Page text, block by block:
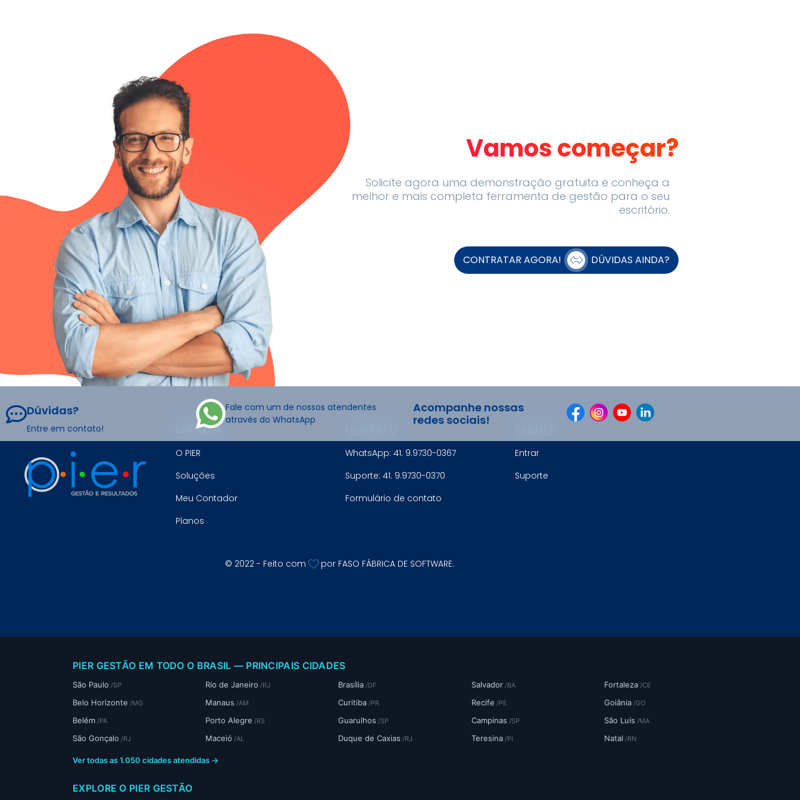
Vamos começar?
Solicite agora uma demonstração gratuita e conheça a
melhor e mais completa ferramenta de gestão para o seu
escritório.
CONTRATAR AGORA! DÚVIDAS AINDA?
Dúvidas?
Entre em contato!
Fale com um de nossos atendentes
através do WhatsApp
Acompanhe nossas
redes sociais!
EMPRESA
O PIER
Soluções
Meu Contador
Planos
WhatsApp: 41. 9.9730-0367
Suporte: 41. 9.9730-0370
Formulário de contato
Entrar
Suporte
© 2022 - Feito com por FASO FÁBRICA DE SOFTWARE.
PIER GESTÃO EM TODO O BRASIL — PRINCIPAIS CIDADES
São Paulo /SP Rio de Janeiro /RJ Brasília /DF Salvador /BA Fortaleza /CE
Belo Horizonte /MG Manaus /AM Curitiba /PR Recife /PE Goiânia /GO
Belém /PA Porto Alegre /RS Guarulhos /SP Campinas /SP São Luís /MA
São Gonçalo /RJ Maceió /AL Duque de Caxias /RJ Teresina /PI Natal /RN
Ver todas as 1.050 cidades atendidas →
EXPLORE O PIER GESTÃO